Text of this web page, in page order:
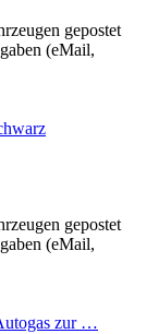
gepostet
(eMail,
gepostet
(eMail,
zur …